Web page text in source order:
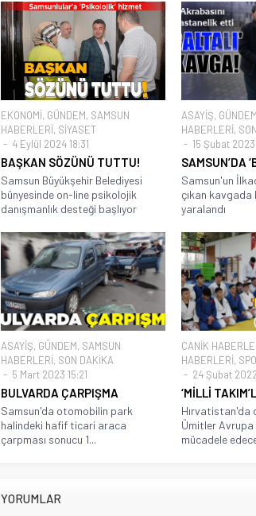
EKONOMİ, GÜNDEM, SAMSUN
HABERLERİ, SİYASET
4 Eylül 2024 18:31
BAŞKAN SÖZÜNÜ TUTTU!
Samsun Büyükşehir Belediyesi
bünyesinde on-line psikolojik
danışmanlık desteği başlıyor
ASAYİŞ, GÜNDEM
HABERLERİ,
15 Şubat 2023
SAMSUN’DA
Samsun'un
çıkan
yaralandı
ASAYİŞ, GÜNDEM, SAMSUN
HABERLERİ, SON DAKİKA
5 Mart 2023 15:21
BULVARDA ÇARPIŞMA
Samsun'da otomobilin park
halindeki hafif ticari araca
çarpması sonucu 1...
CANİK
HABERLERİ,
24 Şubat
‘MİLLİ
Hırvatistan'da
Ümitler Avrupa
mücadele
YORUMLAR